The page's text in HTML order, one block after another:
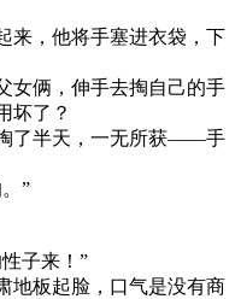
，他将手塞进衣袋，下
俩，伸手去掏自己的手
坏了？
了半天，一无所获——手
”
子来！”
板起脸，口气是没有商